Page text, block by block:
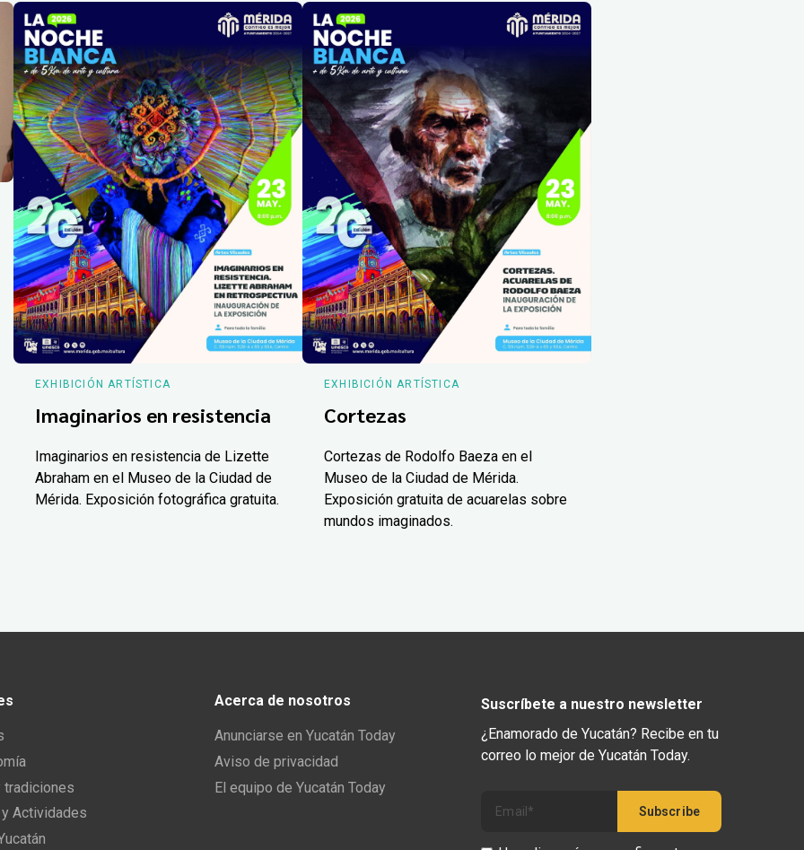
EXHIBICIÓN ARTÍSTICA
Imaginarios en resistencia
Imaginarios en resistencia de Lizette
Abraham en el Museo de la Ciudad de
Mérida. Exposición fotográfica gratuita.
EXHIBICIÓN ARTÍSTICA
Cortezas
Cortezas de Rodolfo Baeza en el
Museo de la Ciudad de Mérida.
Exposición gratuita de acuarelas sobre
mundos imaginados.
tradiciones
Actividades
Acerca de nosotros
Anunciarse en Yucatán Today
Aviso de privacidad
El equipo de Yucatán Today
Suscríbete a nuestro newsletter
¿Enamorado de Yucatán? Recibe en tu
correo lo mejor de Yucatán Today.